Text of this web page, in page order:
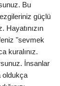
Bu
güçlü
Hayatınızın
"sevmek
kuralınız.
İnsanlar
oldukça